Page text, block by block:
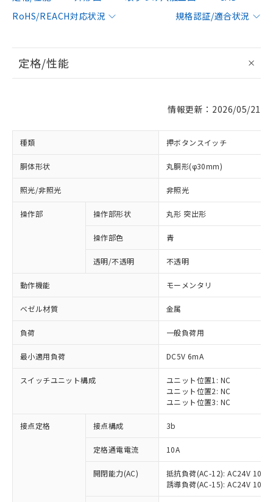
RoHS/REACH対応状況
規格認証/適合状況
定格/性能
情報更新：2026/05/21
種類 押ボタンスイッチ
胴体形状 丸胴形(φ30mm)
照光/非照光 非照光
操作部 操作部形状 丸形 突出形
操作部色 青
透明/不透明 不透明
動作機能 モーメンタリ
ベゼル材質 金属
負荷 一般負荷用
最小適用負荷 DC5V 6mA
スイッチユニット構成
ユニット位置1: NC
ユニット位置2: NC
ユニット位置3: NC
接点定格 接点構成 3b
定格通電電流 10A
開閉能力(AC)
抵抗負荷(AC-12): AC24V 10A/
誘導負荷(AC-15): AC24V
※1 対応状況
対応済み：EU RoHS指令（10物質）の
非含有に対応した製品が提供可能な商品で
対応予定：EU RoHS指令（10物質）の非含